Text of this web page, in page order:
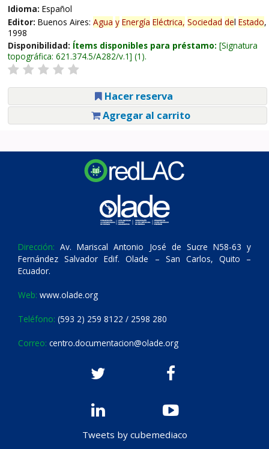
Idioma: Español
Editor: Buenos Aires: Agua y Energía Eléctrica, Sociedad del Estado,
1998
Disponibilidad: Ítems disponibles para préstamo: Signatura
topográfica: 621.374.5/A282/v.1 (1).
Hacer reserva
Agregar al carrito
Dirección: Av. Mariscal Antonio José de Sucre N58-63 y
Fernández Salvador Edif. Olade – San Carlos, Quito –
Ecuador.
Web: www.olade.org
Teléfono: (593 2) 259 8122 / 2598 280
Correo: centro.documentacion@olade.org
Tweets by cubemediaco